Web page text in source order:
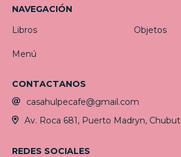
NAVEGACIÓN
Libros
Objetos
Menú
CONTACTANOS
casahulpecafe@gmail.com
Av. Roca 681, Puerto Madryn, Chubut
REDES SOCIALES